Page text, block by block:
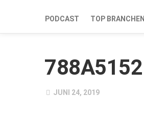
PODCAST TOP BRANCHEN
788A5152
JUNI 24, 2019